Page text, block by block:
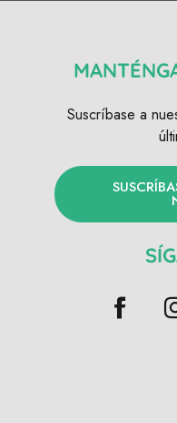
Suscríbase a